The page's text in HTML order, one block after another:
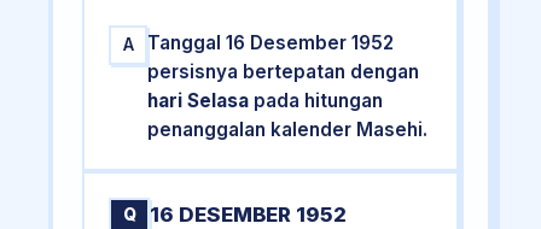
A
Tanggal 16 Desember 1952
persisnya bertepatan dengan
hari Selasa pada hitungan
penanggalan kalender Masehi.
Q
16 DESEMBER 1952